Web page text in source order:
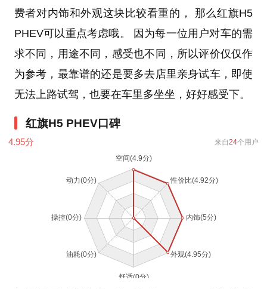
费者对内饰和外观这块比较看重的， 那么红旗H5
PHEV可以重点考虑哦。 因为每一位用户对车的需
求不同，用途不同，感受也不同，所以评价仅仅作
为参考，最靠谱的还是要多去店里亲身试车，即使
无法上路试驾，也要在车里多坐坐，好好感受下。
红旗H5 PHEV口碑
4.95分 来自24个用户